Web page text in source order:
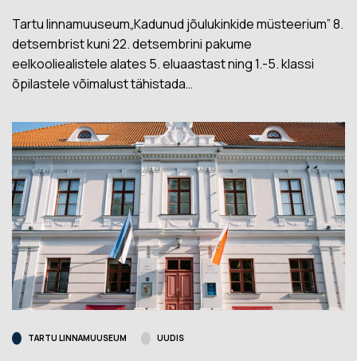
Tartu linnamuuseum„Kadunud jõulukinkide müsteerium” 8.
detsembrist kuni 22. detsembrini pakume
eelkooliealistele alates 5. eluaastast ning 1.-5. klassi
õpilastele võimalust tähistada…
TARTU LINNAMUUSEUM UUDIS